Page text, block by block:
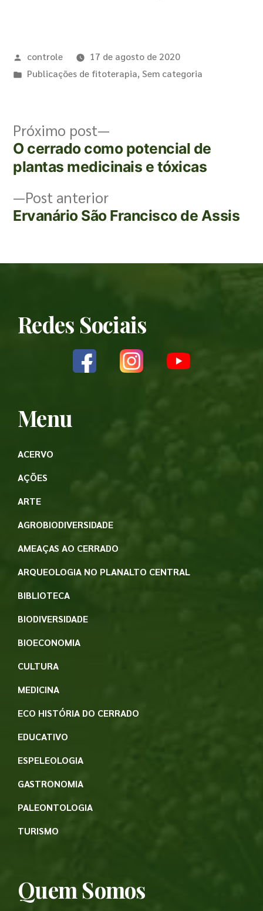
controle
17 de agosto de 2020
Publicações de fitoterapia, Sem categoria
Post anterior
Ervanário São Francisco de Assis
Próximo post
O cerrado como potencial de
plantas medicinais e tóxicas
Redes Sociais
Menu
ACERVO
AÇÕES
ARTE
AGROBIODIVERSIDADE
AMEAÇAS AO CERRADO
ARQUEOLOGIA NO PLANALTO CENTRAL
BIBLIOTECA
BIODIVERSIDADE
BIOECONOMIA
CULTURA
MEDICINA
ECO HISTÓRIA DO CERRADO
EDUCATIVO
ESPELEOLOGIA
GASTRONOMIA
PALEONTOLOGIA
TURISMO
Quem Somos